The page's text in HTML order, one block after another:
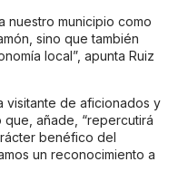
nuestro municipio como
sino que también
local”, apunta Ruiz
visitante de aficionados y
añade, “repercutirá
benéfico del
un reconocimiento a